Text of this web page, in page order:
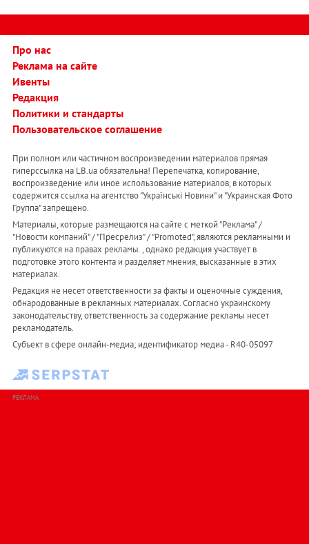
Про нас
Реклама на сайте
Ивенты
Редакция
Политики и стандарты
Пользовательское соглашение
При полном или частичном воспроизведении материалов прямая
гиперссылка на LB.ua обязательна! Перепечатка, копирование,
воспроизведение или иное использование материалов, в которых
содержится ссылка на агентство "Українськi Новини" и "Украинская Фото
Группа" запрещено.
Материалы, которые размещаются на сайте с меткой "Реклама" /
"Новости компаний" / "Пресрелиз" / "Promoted", являются рекламными и
публикуются на правах рекламы. , однако редакция участвует в
подготовке этого контента и разделяет мнения, высказанные в этих
материалах.
Редакция не несет ответственности за факты и оценочные суждения,
обнародованные в рекламных материалах. Согласно украинскому
законодательству, ответственность за содержание рекламы несет
рекламодатель.
Субъект в сфере онлайн-медиа; идентификатор медиа - R40-05097
РЕКЛАМА